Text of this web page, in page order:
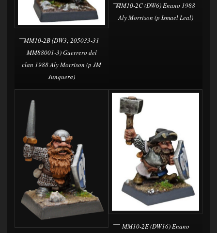
MM10-2B (DW3; 205033-31
MM88001-3) Guerrero del
clan 1988 Aly Morrison (p JM
Junquera)
MM10-2C (DW6) Enano 1988
Aly Morrison (p Ismael Leal)
MM10-2E (DW16) Enano